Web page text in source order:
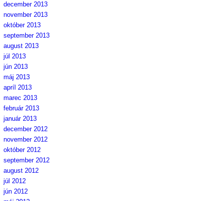
december 2013
november 2013
október 2013
september 2013
august 2013
júl 2013
jún 2013
máj 2013
apríl 2013
marec 2013
február 2013
január 2013
december 2012
november 2012
október 2012
september 2012
august 2012
júl 2012
jún 2012